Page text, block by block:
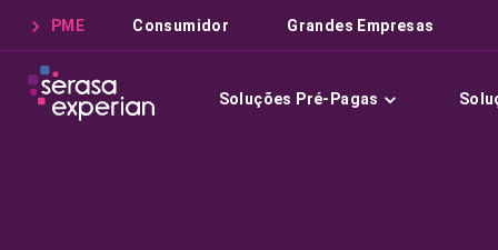
PME Consumidor Grandes Empresas
Soluções Pré-Pagas